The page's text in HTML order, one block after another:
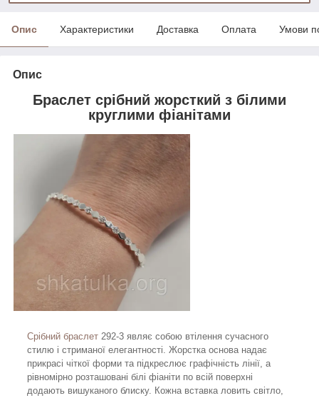
Опис Характеристики Доставка Оплата Умови
Опис
Браслет срібний жорсткий з білими
круглими фіанітами
Срібний браслет 292-3 являє собою втілення сучасного
стилю і стриманої елегантності. Жорстка основа надає
прикрасі чіткої форми та підкреслює графічність лінії, а
рівномірно розташовані білі фіаніти по всій поверхні
додають вишуканого блиску. Кожна вставка ловить світло,